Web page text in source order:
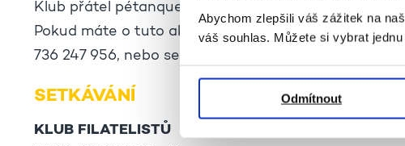
Abychom zlepšili váš zážitek na
váš souhlas. Můžete si vybrat
Odmítnout
Klub přátel pétanque - tato hra se chodí hrát do
Pokud máte o tuto aktivitu zájem, obracejte se
736 247 956, nebo se přihlašujte v kanceláři
SETKÁVÁNÍ
KLUB FILATELISTŮ